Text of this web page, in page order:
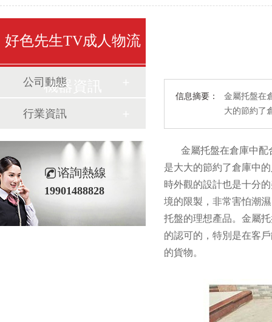
信息摘要：
金屬托盤在
大的節約了
金屬托盤在倉庫中配
是大大的節約了倉庫中
時外觀的設計也是十分
境的限製，非常害怕潮
托盤的理想產品。金屬
的認可的，特別是在客
的貨物。
好色先生TV成人物流
機器資訊
公司動態
行業資訊
谘詢熱線
19901488828